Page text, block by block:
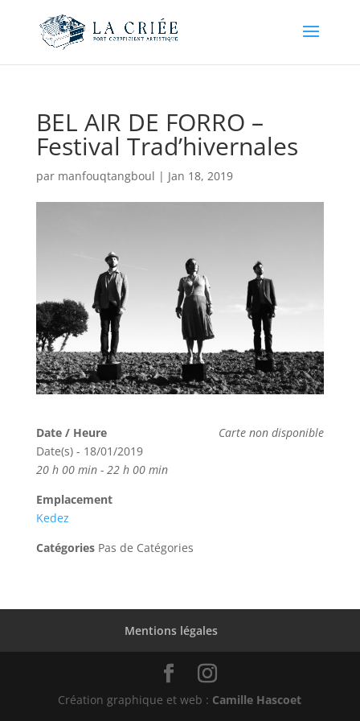
BEL AIR DE FORRO –
Festival Trad’hivernales
par manfouqtangboul | Jan 18, 2019
Carte non disponible
Date / Heure
Date(s) - 18/01/2019
20 h 00 min - 22 h 00 min
Emplacement
Kedez
CatégoriesPas de Catégories
Mentions légales
Création graphique et web : Camille Hascoet